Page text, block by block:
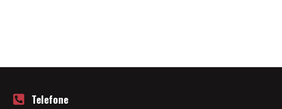
Telefone